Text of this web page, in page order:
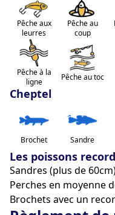
autorisées.
No-kill obligatoire :
relâchés.
Équipement non-
float-tubes sont
engins similaires
Extérieur : jardin en
paisible propice au
Accès à l’eau et pêche :
Le domaine abrite
l’étang est accessible à
Superficie : 15
variés avec souches
Pêche aux
leurres
Pêche au
coup
Pêche à la
ligne
Pêche au toc
Cheptel
Brochet Sandre
Les poissons record
Sandres (plus de
Perches en moyenne
Brochets avec un